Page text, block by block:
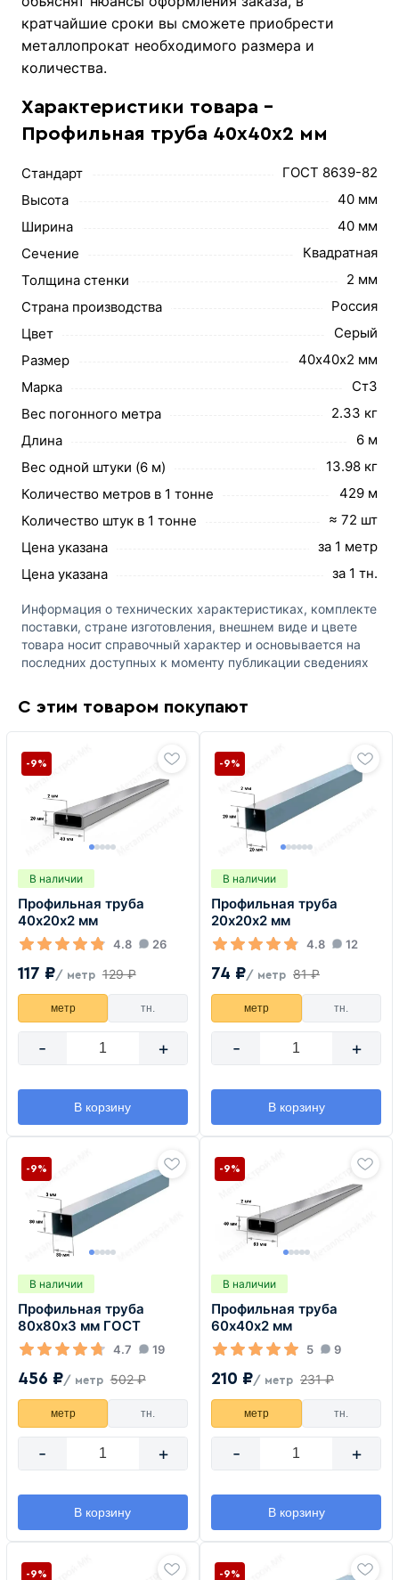
кратчайшие сроки вы сможете приобрести
металлопрокат необходимого размера и
количества.
Характеристики товара -
Профильная труба 40х40х2 мм
Стандарт
ГОСТ 8639-82
Высота
40 мм
Ширина
40 мм
Сечение
Квадратная
Толщина стенки
2 мм
Страна производства
Россия
Цвет
Серый
Размер
40х40х2 мм
Марка
Ст3
Вес погонного метра
2.33 кг
Длина
6 м
Вес одной штуки (6 м)
13.98 кг
Количество метров в 1 тонне
429 м
Количество штук в 1 тонне
≈ 72 шт
Цена указана
за 1 метр
Цена указана
за 1 тн.
Информация о технических характеристиках, комплекте
поставки, стране изготовления, внешнем виде и цвете
товара носит справочный характер и основывается на
последних доступных к моменту публикации сведениях
С этим товаром покупают
В наличии
Профильная труба
40х20х2 мм
4.8 26
117 ₽/ метр 129 ₽
-9%
метр тн.
- +
В корзину
В наличии
Профильная труба
20х20х2 мм
4.8 12
74 ₽/ метр 81 ₽
-9%
метр тн.
- +
В корзину
В наличии
Профильная труба
80х80х3 мм ГОСТ
4.7 19
456 ₽/ метр 502 ₽
-9%
метр тн.
- +
В корзину
В наличии
Профильная труба
60х40х2 мм
5 9
210 ₽/ метр 231 ₽
-9%
метр тн.
- +
В корзину
-9% -9%